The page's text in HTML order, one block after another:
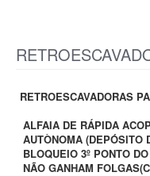
RETROESCAVADORAS
ALFAIA DE RÁPIDA
AUTÒNOMA (DEPÓSITO
BLOQUEIO 3º PONTO
NÃO GANHAM